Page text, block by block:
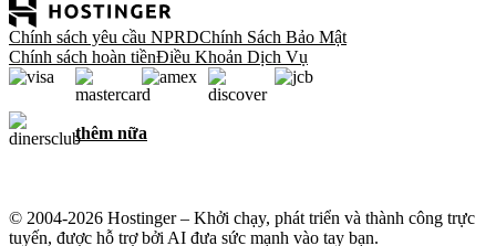
Chính sách yêu cầu NPRDChính Sách Bảo Mật
Chính sách hoàn tiềnĐiều Khoản Dịch Vụ
thêm nữa
© 2004-2026 Hostinger – Khởi chạy, phát triển và thành công trực
tuyến, được hỗ trợ bởi AI đưa sức mạnh vào tay bạn.